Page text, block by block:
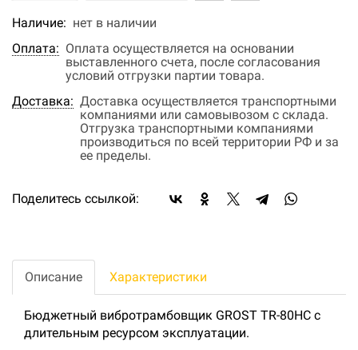
Наличие: нет в наличии
Оплата: Оплата осуществляется на основании
выставленного счета, после согласования
условий отгрузки партии товара.
Доставка: Доставка осуществляется транспортными
компаниями или самовывозом с склада.
Отгрузка транспортными компаниями
производиться по всей территории РФ и за
ее пределы.
Поделитесь ссылкой:
Описание Характеристики
Бюджетный вибротрамбовщик GROST TR-80HC с
длительным ресурсом эксплуатации.